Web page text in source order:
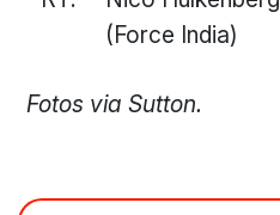
(Force India)
Fotos via Sutton.